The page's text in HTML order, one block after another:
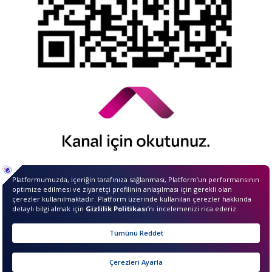
QNBiştirakidir.
Merhaba ben InvestIQ. Size
nasıl yardımcı olabilirim?